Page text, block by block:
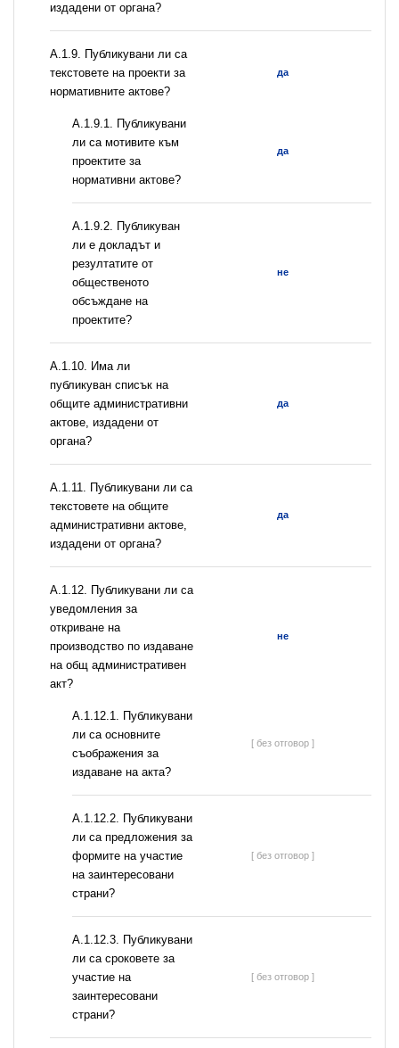
издадени от органа?
А.1.9. Публикувани ли са
текстовете на проекти за
нормативните актове?
да
А.1.9.1. Публикувани
ли са мотивите към
проектите за
нормативни актове?
да
А.1.9.2. Публикуван
ли е докладът и
резултатите от
общественото
обсъждане на
проектите?
не
А.1.10. Има ли
публикуван списък на
общите административни
актове, издадени от
органа?
да
А.1.11. Публикувани ли са
текстовете на общите
административни актове,
издадени от органа?
да
А.1.12. Публикувани ли са
уведомления за
откриване на
производство по издаване
на общ административен
акт?
не
А.1.12.1. Публикувани
ли са основните
съображения за
издаване на акта?
[ без отговор ]
А.1.12.2. Публикувани
ли са предложения за
формите на участие
на заинтересовани
страни?
[ без отговор ]
А.1.12.3. Публикувани
ли са сроковете за
участие на
заинтересовани
страни?
[ без отговор ]